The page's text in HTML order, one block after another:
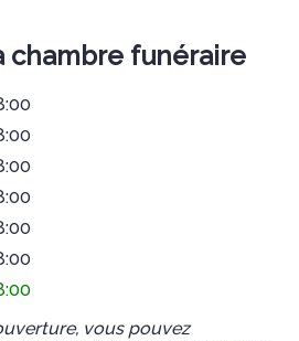
chambre funéraire
vous pouvez